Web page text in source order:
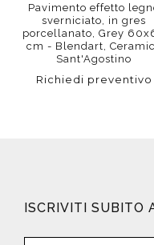
Pavimento effetto
sverniciato, in gres
porcellanato, Grey
cm - Blendart,
Sant'Agostino
Richiedi preventivo
ISCRIVITI SUBITO